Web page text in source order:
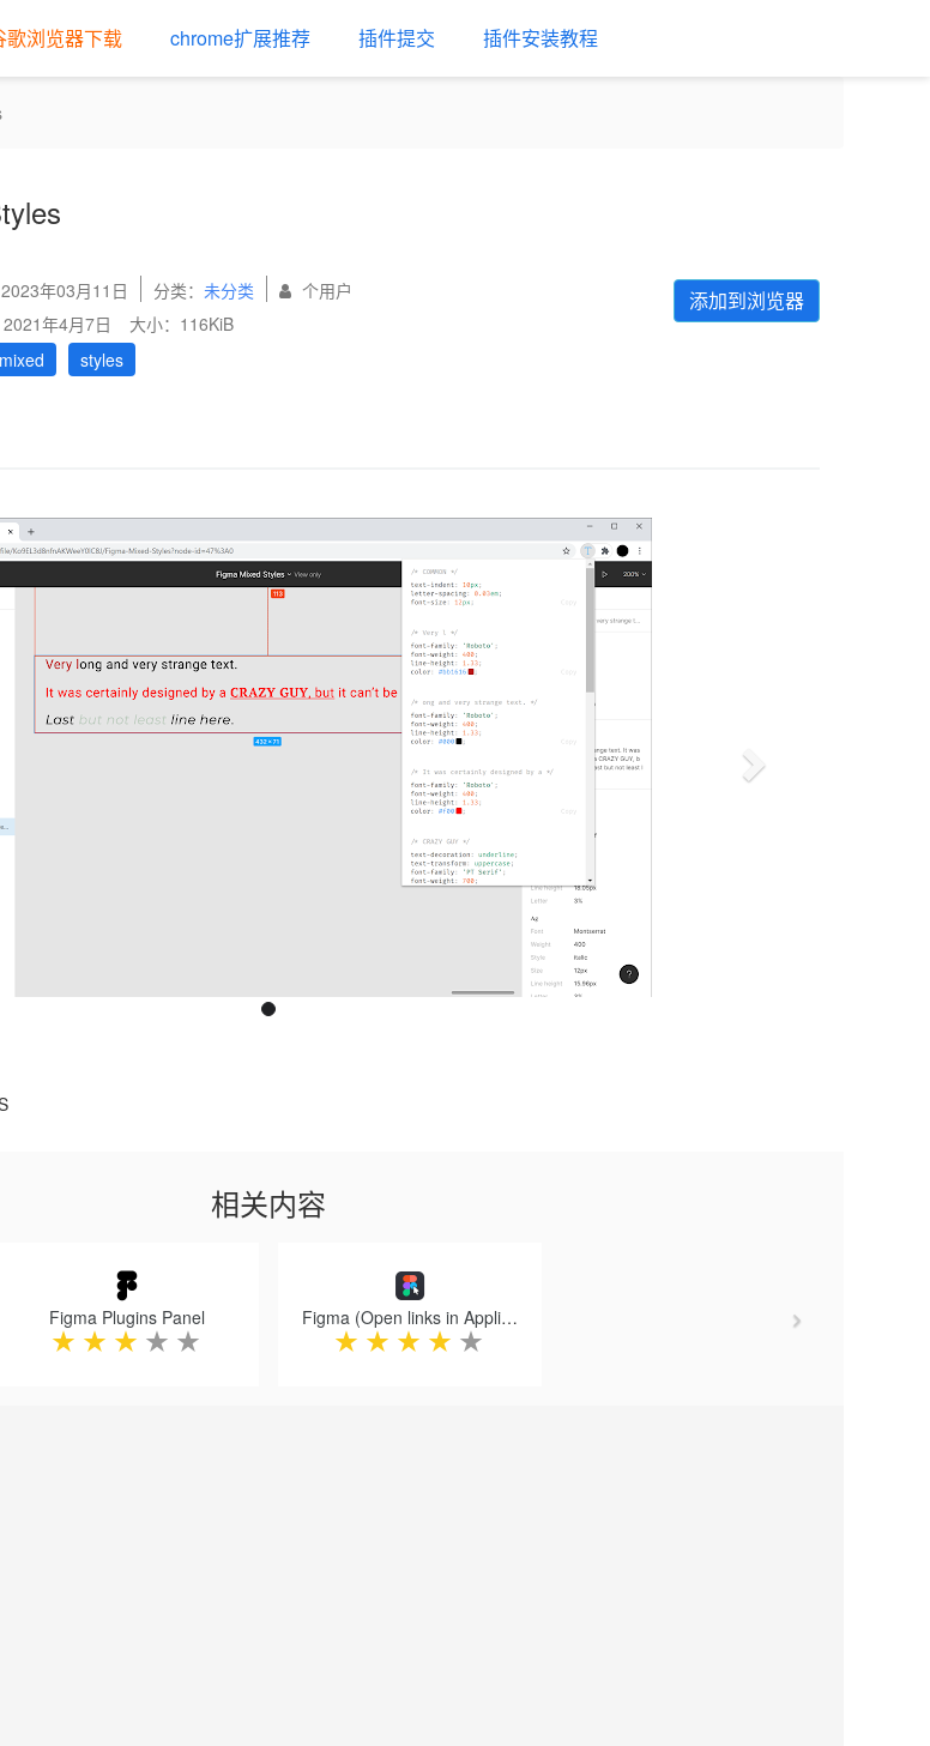
歌浏览器下载 chrome扩展推荐 插件提交 插件安装教程
2023年03月11日 分类： 未分类
个用户
年4月7日
大小：116KiB
mixed styles
添加到浏览器
相关内容
Figma Plugins Panel
★ ★ ★ ★ ★
Figma (Open links in Application)
★ ★ ★ ★ ★